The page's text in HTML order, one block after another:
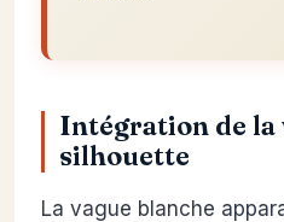
Intégration de la
silhouette
La vague blanche